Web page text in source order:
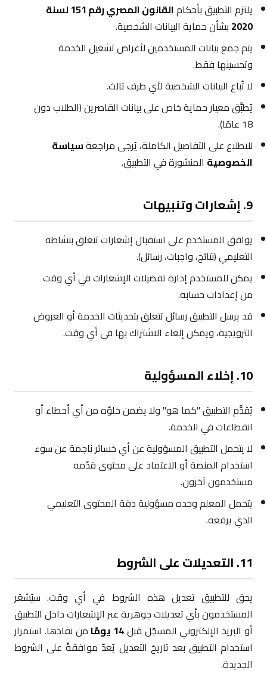
يلتزم التطبيق بأحكام
القانون المصري رقم 151 لسنة
2020 بشأن حماية البيانات الشخصية.
يتم جمع بيانات المستخدمين لأغراض تشغيل الخدمة
وتحسينها فقط.
لا تُباع البيانات الشخصية لأي طرف ثالث.
يُطبَّق معيار حماية خاص على بيانات القاصرين (الطلاب دون
18 عامًا).
للاطلاع على التفاصيل الكاملة، يُرجى مراجعةسياسة
الخصوصية المنشورة في التطبيق.
9. إشعارات وتنبيهات
يوافق المستخدم على استقبال إشعارات تتعلق بنشاطه
التعليمي (نتائج، واجبات، رسائل).
يمكن للمستخدم إدارة تفضيلات الإشعارات في أي وقت
من إعدادات حسابه.
قد يرسل التطبيق رسائل تتعلق بتحديثات الخدمة أو العروض
الترويجية، ويمكن إلغاء الاشتراك بها في أي وقت.
10. إخلاء المسؤولية
يُقدَّم التطبيق "كما هو" ولا يضمن خلوّه من أي أخطاء أو
انقطاعات في الخدمة.
لا يتحمل التطبيق المسؤولية عن أي خسائر ناجمة عن سوء
استخدام المنصة أو الاعتماد على محتوى قدّمه
مستخدمون آخرون.
يتحمل المعلم وحده مسؤولية دقة المحتوى التعليمي
الذي يرفعه.
11. التعديلات على الشروط
يحق للتطبيق تعديل هذه الشروط في أي وقت. سيُشعَر
المستخدمون بأي تعديلات جوهرية عبر الإشعارات داخل التطبيق
أو البريد الإلكتروني المسجّل قبل14 يومًا
من نفاذها. استمرار
استخدام التطبيق بعد تاريخ التعديل يُعدّ موافقةً على الشروط
الجديدة.